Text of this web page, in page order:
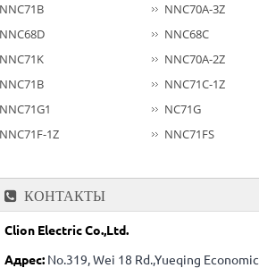
NNC71B NNC70A-3Z
NNC68D
NNC68C
NNC71K
NNC70A-2Z
NNC71B
NNC71C-1Z
NNC71G1
NC71G
NNC71F-1Z
NNC71FS
КОНТАКТЫ
Clion Electric Co.,Ltd.
Адрес: No.319, Wei 18 Rd.,Yueqing Economic